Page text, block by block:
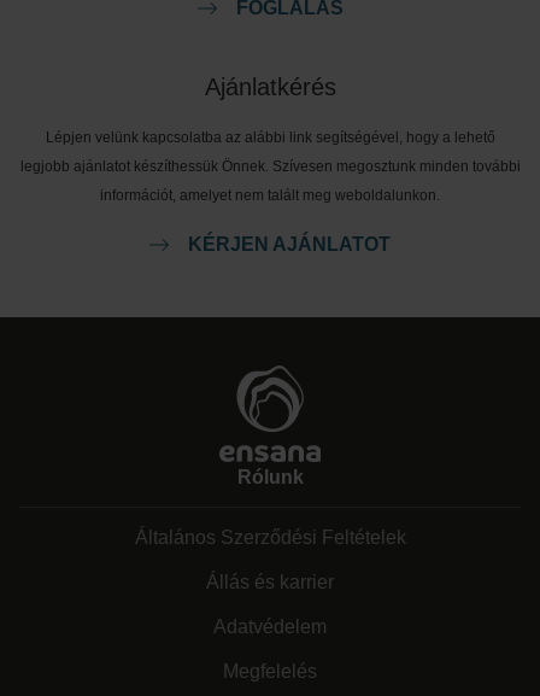
FOGLALÁS
Ajánlatkérés
Lépjen velünk kapcsolatba az alábbi link segítségével, hogy a lehető
legjobb ajánlatot készíthessük Önnek. Szívesen megosztunk minden további
információt, amelyet nem talált meg weboldalunkon.
KÉRJEN AJÁNLATOT
Rólunk
Általános Szerződési Feltételek
Állás és karrier
Adatvédelem
Megfelelés